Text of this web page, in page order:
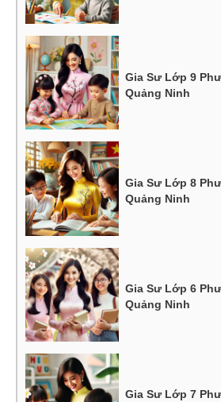
Gia Sư Lớp 9
Quảng Ninh
Gia Sư Lớp 8
Quảng Ninh
Gia Sư Lớp 6
Quảng Ninh
Gia Sư Lớp 7